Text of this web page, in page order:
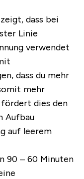
dass bei
Linie
verwendet
dass du mehr
mehr
dies den
Aufbau
auf leerem
90 – 60 Minuten